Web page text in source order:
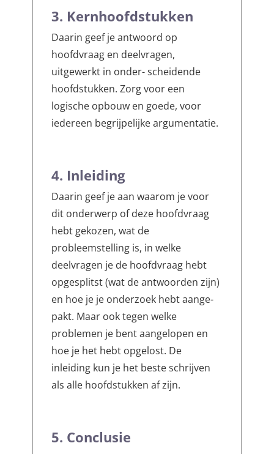
3. Kernhoofdstukken
Daarin geef je antwoord op
hoofdvraag en deelvragen,
uitgewerkt in onder- scheidende
hoofdstukken. Zorg voor een
logische opbouw en goede, voor
iedereen begrijpelijke argumentatie.
4. Inleiding
Daarin geef je aan waarom je voor
dit onderwerp of deze hoofdvraag
hebt gekozen, wat de
probleemstelling is, in welke
deelvragen je de hoofdvraag hebt
opgesplitst (wat de antwoorden zijn)
en hoe je je onderzoek hebt aange-
pakt. Maar ook tegen welke
problemen je bent aangelopen en
hoe je het hebt opgelost. De
inleiding kun je het beste schrijven
als alle hoofdstukken af zijn.
5. Conclusie